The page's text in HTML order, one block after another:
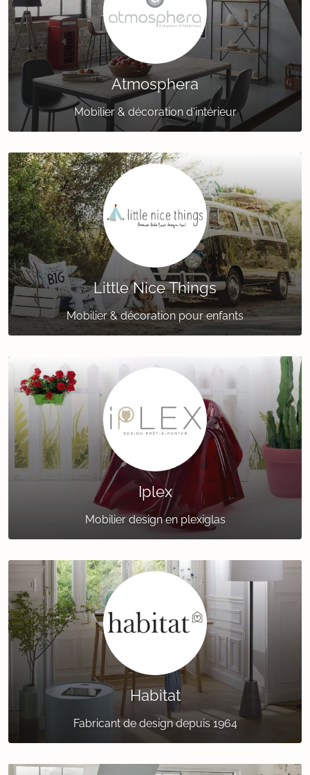
Atmosphera
Mobilier & décoration d'intérieur
Little Nice Things
Mobilier & décoration pour enfants
Iplex
Mobilier design en plexiglas
Habitat
Fabricant de design depuis 1964